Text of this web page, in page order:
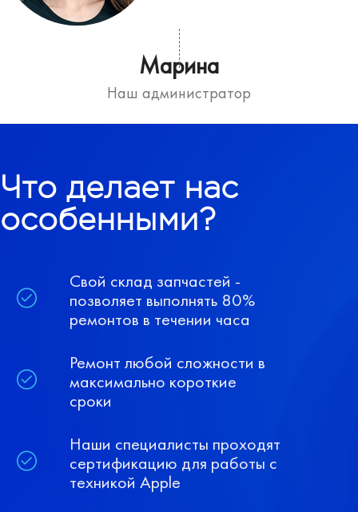
Марина
Наш администратор
Что делает нас
особенными?
Свой склад запчастей -
позволяет выполнять 80%
ремонтов в течении часа
Ремонт любой сложности в
максимально короткие
сроки
Наши специалисты проходят
сертификацию для работы с
техникой Apple